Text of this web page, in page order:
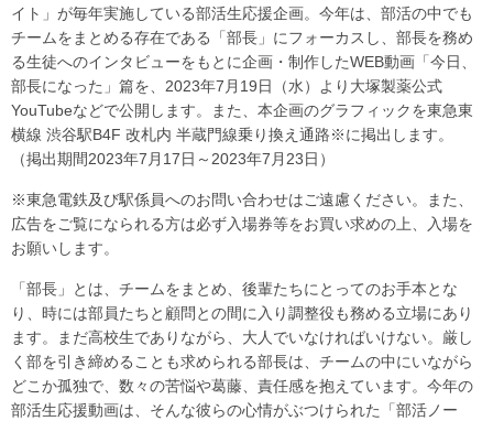
イト」が毎年実施している部活生応援企画。今年は、部活の中でも
チームをまとめる存在である「部長」にフォーカスし、部長を務め
る生徒へのインタビューをもとに企画・制作したWEB動画「今日、
部長になった」篇を、2023年7月19日（水）より大塚製薬公式
YouTubeなどで公開します。また、本企画のグラフィックを東急東
横線 渋谷駅B4F 改札内 半蔵門線乗り換え通路※に掲出します。
（掲出期間2023年7月17日～2023年7月23日）
※東急電鉄及び駅係員へのお問い合わせはご遠慮ください。また、
広告をご覧になられる方は必ず入場券等をお買い求めの上、入場を
お願いします。
「部長」とは、チームをまとめ、後輩たちにとってのお手本とな
り、時には部員たちと顧問との間に入り調整役も務める立場にあり
ます。まだ高校生でありながら、大人でいなければいけない。厳し
く部を引き締めることも求められる部長は、チームの中にいながら
どこか孤独で、数々の苦悩や葛藤、責任感を抱えています。今年の
部活生応援動画は、そんな彼らの心情がぶつけられた「部活ノー